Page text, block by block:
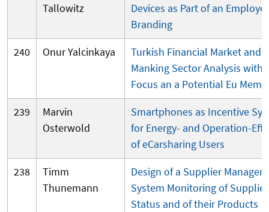
Tallowitz
Devices as Part of an Employer
Branding
240
Onur Yalcinkaya
Turkish Financial Market and
Manking Sector Analysis with
Focus an a Potential Eu
239
Marvin
Osterwold
Smartphones as Incentive
for Energy- and Operation-
of eCarsharing Users
238
Timm
Thunemann
Design of a Supplier
System Monitoring of
Status and of their Products